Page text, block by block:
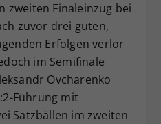
zweiten Finaleinzug bei
zuvor drei guten,
Erfolgen verlor
im Semifinale
Ovcharenko
Führung mit
Satzbällen im zweiten